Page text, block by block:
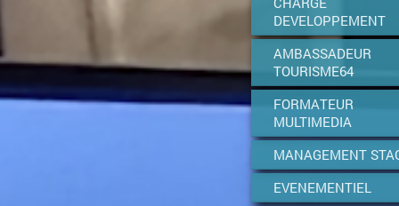
DEVELOPPEMENT
AMBASSADEUR
TOURISME64
FORMATEUR
MULTIMEDIA
MANAGEMENT
EVENEMENTIEL